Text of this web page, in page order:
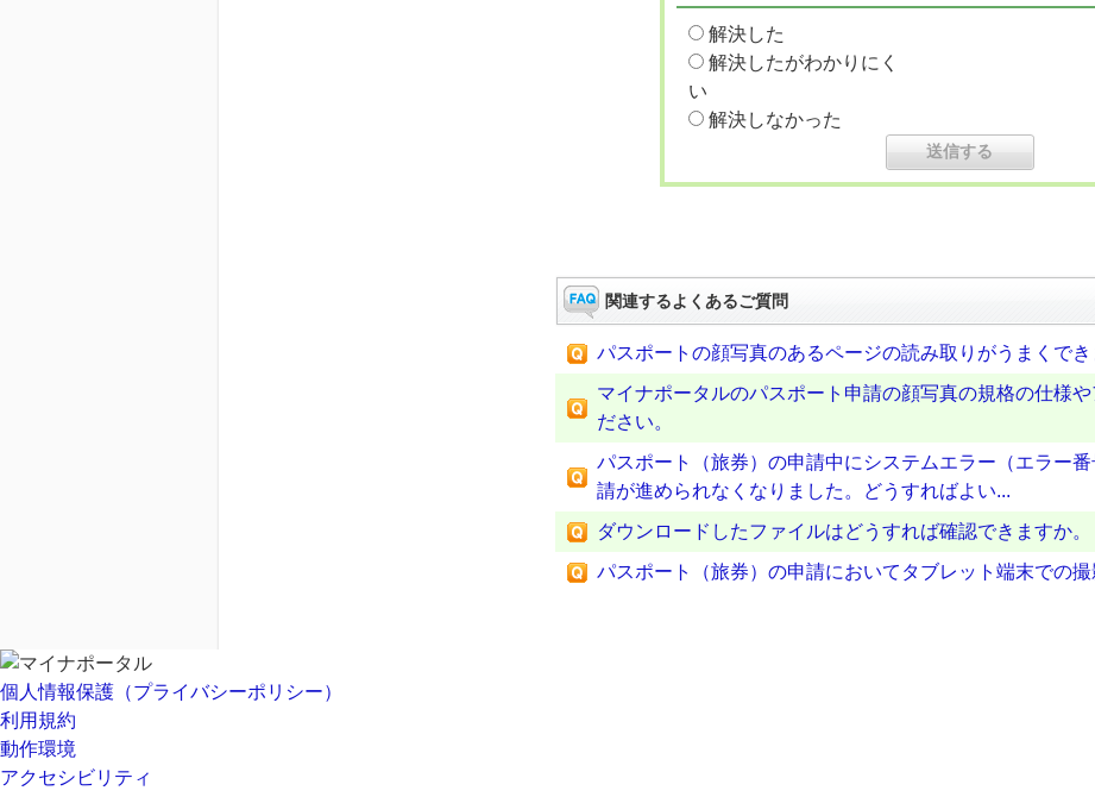
解決した
解決したがわかりにく
い
解決しなかった
関連するよくあるご質問
パスポートの顔写真のあるページの読み取りがうまくでき
マイナポータルのパスポート申請の顔写真の規格の仕様
ださい。
パスポート（旅券）の申請中にシステムエラー（エラー
請が進められなくなりました。どうすればよい...
ダウンロードしたファイルはどうすれば確認できますか。
パスポート（旅券）の申請においてタブレット端末での撮
個人情報保護（プライバシーポリシー）
利用規約
動作環境
アクセシビリティ